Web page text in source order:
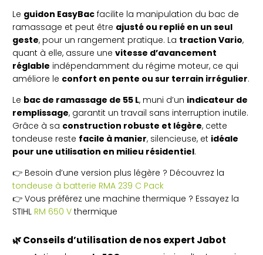
Le guidon EasyBac facilite la manipulation du bac de
ramassage et peut être ajusté ou replié en un seul
geste, pour un rangement pratique. La traction Vario,
quant à elle, assure une vitesse d’avancement
réglable indépendamment du régime moteur, ce qui
améliore le confort en pente ou sur terrain irrégulier.
Le bac de ramassage de 55 L, muni d’un indicateur de
remplissage, garantit un travail sans interruption inutile.
Grâce à sa construction robuste et légère, cette
tondeuse reste facile à manier, silencieuse, et idéale
pour une utilisation en milieu résidentiel.
👉 Besoin d’une version plus légère ? Découvrez la
tondeuse à batterie RMA 239 C Pack
👉 Vous préférez une machine thermique ? Essayez la
STIHL RM 650 V thermique
🌿 Conseils d’utilisation de nos expert Jabot